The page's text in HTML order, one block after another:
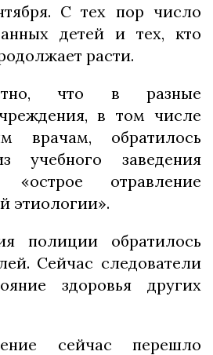
С тех пор число
детей и тех, кто
расти.
что в разные
в том числе
обратилось
учебного заведения
отравление
этиологии».
полиции обратилось
Сейчас следователи
здоровья других
сейчас перешло